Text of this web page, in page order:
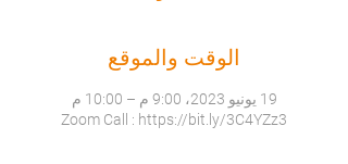
الوقت والموقع
19 يونيو 2023، 9:00 م – 10:00 م
Zoom Call : https://bit.ly/3C4YZz3